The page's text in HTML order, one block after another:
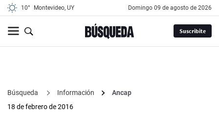
10° Montevideo, UY domingo 09 de agosto de 2026
Suscribite
Búsqueda Información
Ancap
18 de febrero de 2016